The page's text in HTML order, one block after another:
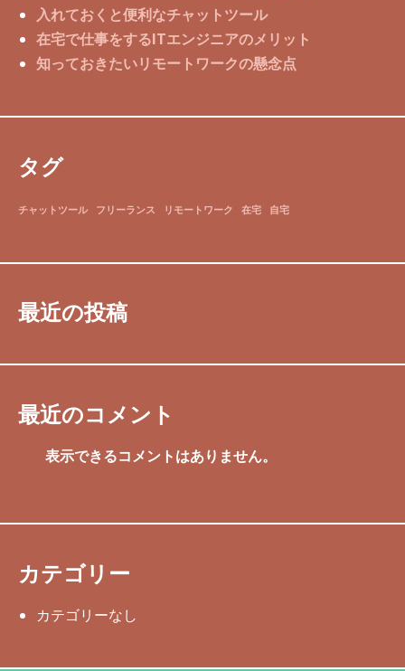
入れておくと便利なチャットツール
在宅で仕事をするITエンジニアのメリット
知っておきたいリモートワークの懸念点
タグ
チャットツール フリーランス リモートワーク 在宅 自宅
最近の投稿
最近のコメント
表示できるコメントはありません。
カテゴリー
カテゴリーなし